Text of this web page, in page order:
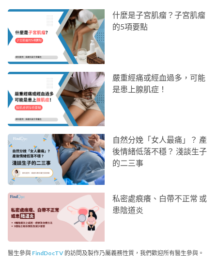
什麼是子宮肌瘤？子宮肌瘤
的5項要點
嚴重經痛或經血過多，可能
是患上腺肌症！
自然分娩「女人最痛」？ 產
後情緒低落不穩？ 淺談生子
的二三事
私密處痕癢、白帶不正常 或
患陰道炎
醫生參與 FindDocTV 的訪問及製作乃屬義務性質，我們歡迎所有醫生參與。